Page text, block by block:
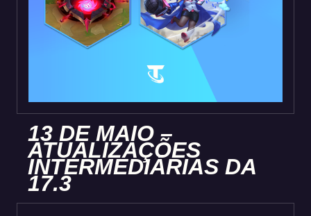
13 DE MAIO –
ATUALIZAÇÕES
INTERMEDIÁRIAS DA
17.3